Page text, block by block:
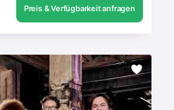
Preis & Verfügbarkeit anfragen